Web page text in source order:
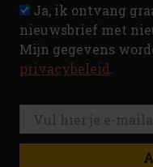
Ja, ik ontvang
nieuwsbrief met
Mijn gegevens
privacybeleid